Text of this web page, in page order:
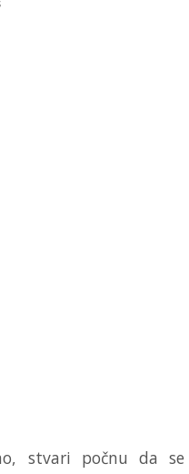
stvari počnu da se